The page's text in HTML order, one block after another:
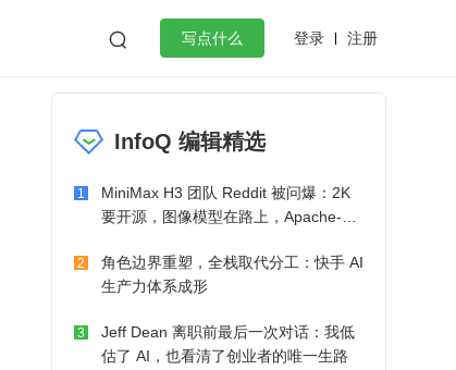
 写点什么 登录 注册
微服务架构 flutter
InfoQ 编辑精选
1
MiniMax H3 团队 Reddit 被问爆：2K
要开源，图像模型在路上，Apache-2.0
2
角色边界重塑，全栈取代分工：快手 AI
生产力体系成形
3
Jeff Dean 离职前最后一次对话：我低
估了 AI，也看清了创业者的唯一生路